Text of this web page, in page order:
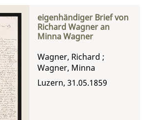
eigenhändiger Brief von
Richard Wagner an
Minna Wagner
Wagner, Richard ;
Wagner, Minna
Luzern, 31.05.1859